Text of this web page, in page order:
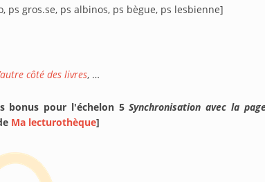
ps gros.se, ps albinos, ps bègue, ps lesbienne]
côté des livres, …
bonus pour l'échelon 5Synchronisation avec la
Ma lecturothèque]